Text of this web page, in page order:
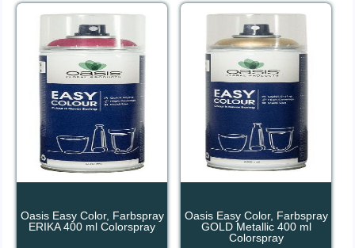
Oasis Easy Color, Farbspray
ERIKA 400 ml Colorspray
Oasis Easy Color, Farbspray
GOLD Metallic 400 ml
Colorspray